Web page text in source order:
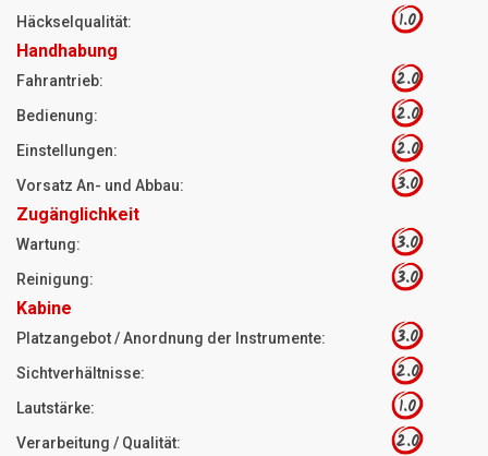
Häckselqualität: 1.0
Handhabung
Fahrantrieb: 2.0
Bedienung: 2.0
Einstellungen: 2.0
Vorsatz An- und Abbau: 3.0
Zugänglichkeit
Wartung: 3.0
Reinigung: 3.0
Kabine
Platzangebot / Anordnung der Instrumente: 3.0
Sichtverhältnisse: 2.0
Lautstärke: 1.0
Verarbeitung / Qualität: 2.0